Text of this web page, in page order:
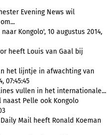
Evening News wil
Kongolo', 10 augustus 2014,
heeft Louis van Gaal bij
het lijntje in afwachting van
07:45:45
vullen in het internationale...
naast Pelle ook Kongolo
Mail heeft Ronald Koeman